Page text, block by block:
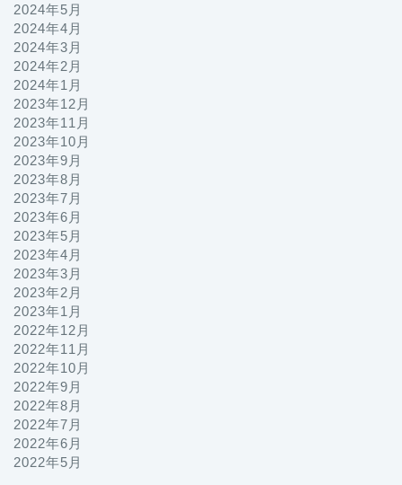
2024年5月
2024年4月
2024年3月
2024年2月
2024年1月
2023年12月
2023年11月
2023年10月
2023年9月
2023年8月
2023年7月
2023年6月
2023年5月
2023年4月
2023年3月
2023年2月
2023年1月
2022年12月
2022年11月
2022年10月
2022年9月
2022年8月
2022年7月
2022年6月
2022年5月